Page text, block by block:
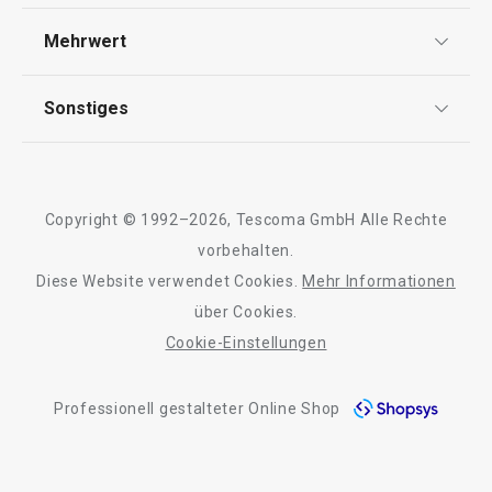
Impressum
Kontaktformular
Mehrwert
Qualität
Sonstiges
Barrierefreiheit
Copyright © 1992–2026, Tescoma GmbH Alle Rechte
vorbehalten.
Diese Website verwendet Cookies.
Mehr Informationen
über Cookies.
Cookie-Einstellungen
Professionell gestalteter Online Shop